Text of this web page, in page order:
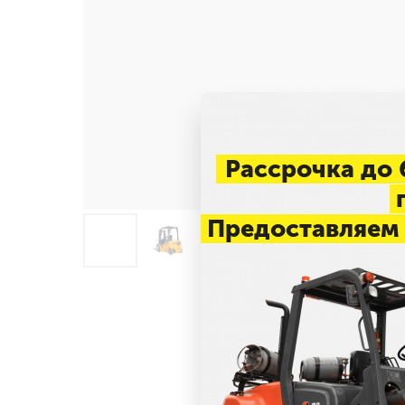
Рассрочка до